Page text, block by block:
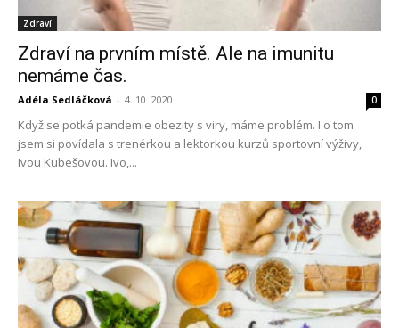
Zdraví
Zdraví na prvním místě. Ale na imunitu
nemáme čas.
Adéla Sedláčková - 4. 10. 2020 0
Když se potká pandemie obezity s viry, máme problém. I o tom
jsem si povídala s trenérkou a lektorkou kurzů sportovní výživy,
Ivou Kubešovou. Ivo,...